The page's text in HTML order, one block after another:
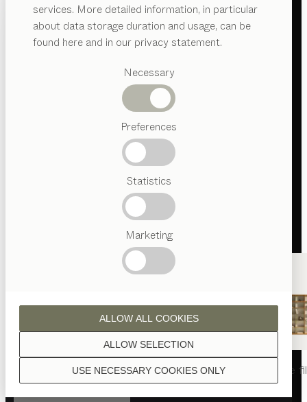
services. More detailed information, in particular
about data storage duration and usage, can be
found here and in our privacy statement.
Necessary
Preferences
Statistics
Marketing
USE NECESSARY COOKIES ONLY
ALLOW SELECTION
ALLOW ALL COOKIES
Catégories
suggérées
Artisanat
Autrichien
tablenya chaisenya rayonnage
INSPIRATION
QUI SOMMES-NOUS
REVENDEUR